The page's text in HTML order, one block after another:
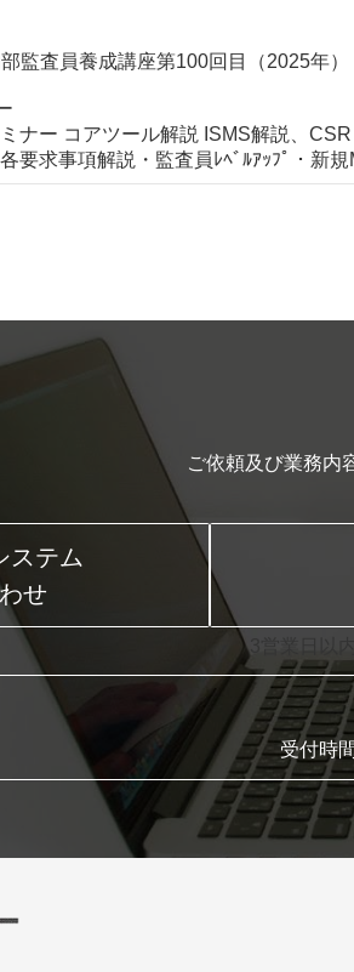
監査員養成講座第100回目（2025年）
ナー コアツール解説 ISMS解説、CSR
要求事項解説・監査員ﾚﾍﾞﾙｱｯﾌﾟ・新
ご依頼及び業務内
ステム
せ
受付時